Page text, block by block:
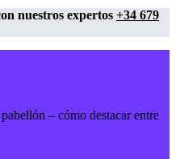
nuestros expertos +34 679
– cómo destacar entre